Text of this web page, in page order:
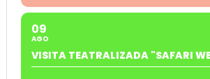
09
AGO
VISITA TEATRALIZADA "SAFARI